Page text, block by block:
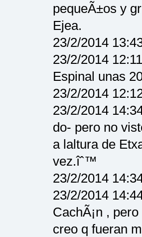
pequeÃ±os y
Ejea.
23/2/2014
23/2/2014
Espinal unas
23/2/2014
23/2/2014
do- pero no
a laltura de
vez.îˆ™
23/2/2014
23/2/2014
CachÃ¡n ,
creo q fueran